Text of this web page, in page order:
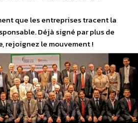
que les entreprises tracent la
Déjà signé par plus de
rejoignez le mouvement !